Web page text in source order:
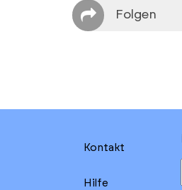
Folgen
Kontakt
Hilfe